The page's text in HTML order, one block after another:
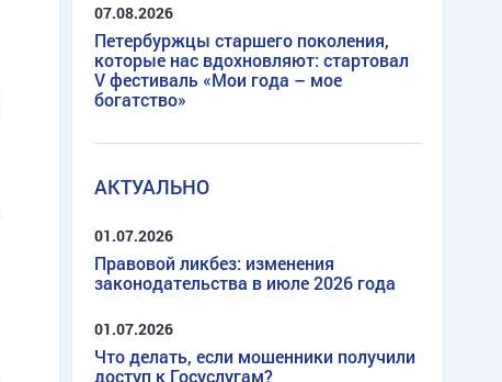
07.08.2026
Петербуржцы старшего поколения,
которые нас вдохновляют: стартовал
V фестиваль «Мои года – мое
богатство»
АКТУАЛЬНО
01.07.2026
Правовой ликбез: изменения
законодательства в июле 2026 года
01.07.2026
Что делать, если мошенники получили
доступ к Госуслугам?